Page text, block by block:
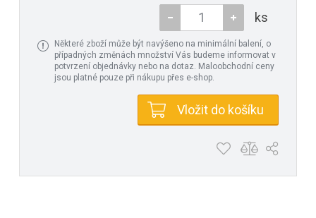
ks
Některé zboží může být navýšeno na minimální balení, o
případných změnách množství Vás budeme informovat v
potvrzení objednávky nebo na dotaz. Maloobchodní ceny
jsou platné pouze při nákupu přes e-shop.
Vložit do košíku